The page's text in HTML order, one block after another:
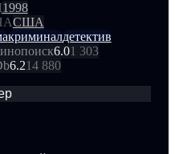
1998
США
криминалдетектив
6.01 303
6.214 880